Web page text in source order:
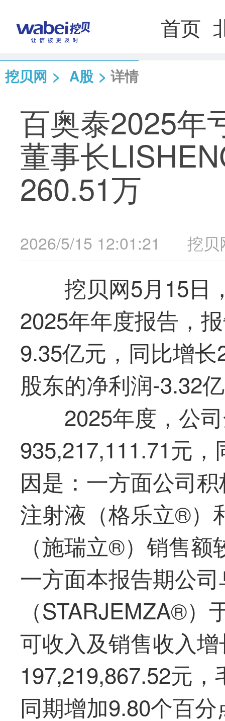
首页
挖贝网 > A股 > 详情
百奥泰2025年
董事长
260.51万
2026/5/15 12:01:21 挖贝
挖贝网5月15日
2025年年度报告，
9.35亿元，同比增
股东的净利润-3.32
2025年度，公
935,217,111.71元
因是：一方面公司
注射液（格乐立®）
（施瑞立®）销售
一方面本报告期公
（STARJEMZA®
可收入及销售收入
197,219,867.52元
同期增加9.80个百